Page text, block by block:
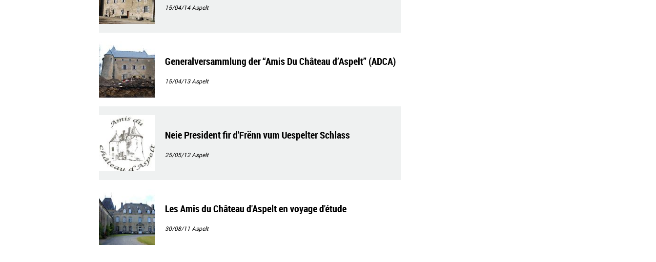
15/04/14Aspelt
Generalversammlung der “Amis Du Château d’Aspelt” (ADCA)
15/04/13Aspelt
Neie President fir d'Frënn vum Uespelter Schlass
25/05/12Aspelt
Les Amis du Château d'Aspelt en voyage d'étude
30/08/11 Aspelt